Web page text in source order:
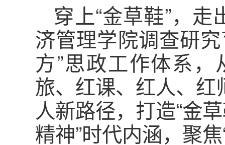
穿上“金草鞋”，
济管理学院调查研
方”思政工作体系
旅、红课、红人、
人新路径，打造“金
精神”时代内涵，聚